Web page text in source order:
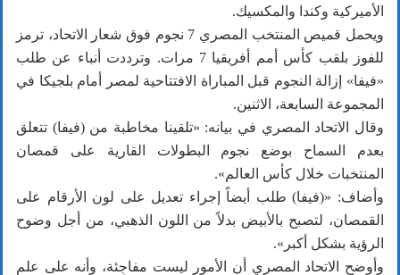
الأميركية وكندا والمكسيك.
ويحمل قميص المنتخب المصري 7 نجوم فوق شعار الاتحاد، ترمز
للفوز بلقب كأس أمم أفريقيا 7 مرات. وترددت أنباء عن طلب
«فيفا» إزالة النجوم قبل المباراة الافتتاحية لمصر أمام بلجيكا في
المجموعة السابعة، الاثنين.
وقال الاتحاد المصري في بيانه: «تلقينا مخاطبة من (فيفا) تتعلق
بعدم السماح بوضع نجوم البطولات القارية على قمصان
المنتخبات خلال كأس العالم».
وأضاف: «(فيفا) طلب أيضاً إجراء تعديل على لون الأرقام على
القمصان، لتصبح بالأبيض بدلاً من اللون الذهبي، من أجل وضوح
الرؤية بشكل أكبر».
وأوضح الاتحاد المصري أن الأمور ليست مفاجِئة، وأنه على علم